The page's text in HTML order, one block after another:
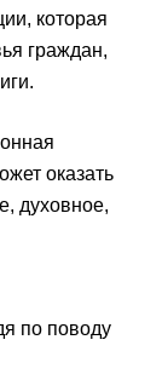
которая
граждан,
оказать
духовное,
по поводу